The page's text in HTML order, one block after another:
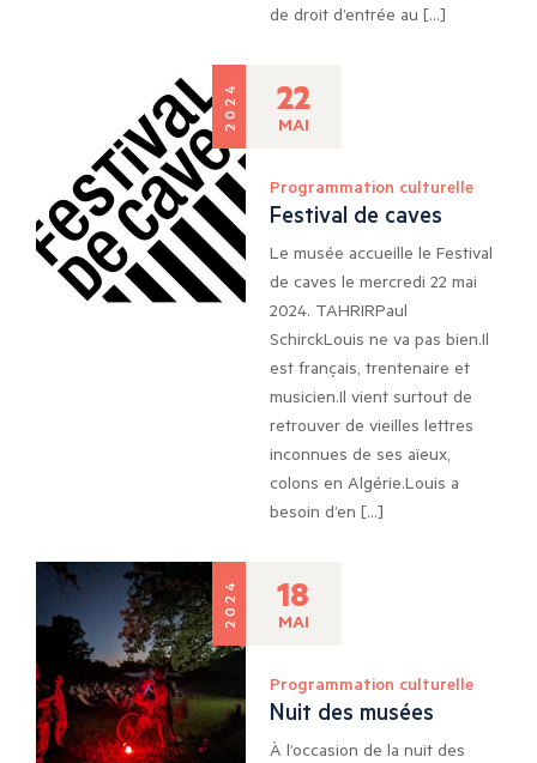
de droit d’entrée au […]
2024 22
MAI
Programmation culturelle
Festival de caves
Le musée accueille le Festival
de caves le mercredi 22 mai
2024. TAHRIRPaul
SchirckLouis ne va pas bien.Il
est français, trentenaire et
musicien.Il vient surtout de
retrouver de vieilles lettres
inconnues de ses aïeux,
colons en Algérie.Louis a
besoin d’en […]
2024 18
MAI
Programmation culturelle
Nuit des musées
À l’occasion de la nuit des